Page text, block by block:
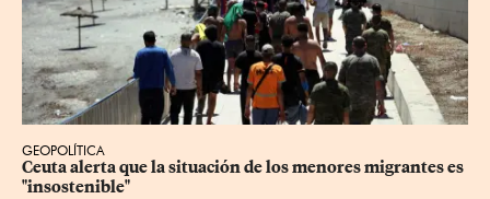
GEOPOLÍTICA
Ceuta alerta que la situación de los menores migrantes es
"insostenible"